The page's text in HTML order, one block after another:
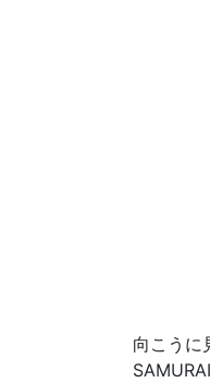
向こうに